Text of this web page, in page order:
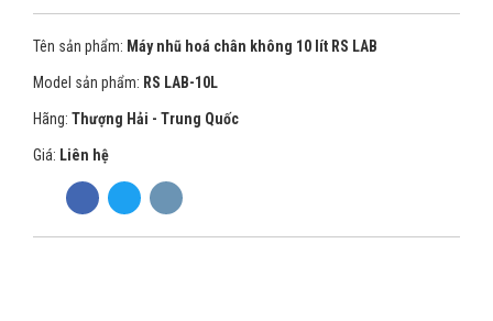
Tên sản phẩm: Máy nhũ hoá chân không 10 lít RS LAB
Model sản phẩm: RS LAB-10L
Hãng: Thượng Hải - Trung Quốc
Giá: Liên hệ